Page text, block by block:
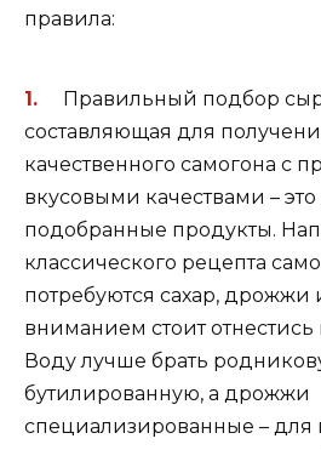
правила:
Правильный подбор
составляющая для
качественного самогона с
вкусовыми качествами –
подобранные продукты.
классического рецепта
потребуются сахар, дрожжи
вниманием стоит
Воду лучше брать
бутилированную, а дрожжи
специализированные – для